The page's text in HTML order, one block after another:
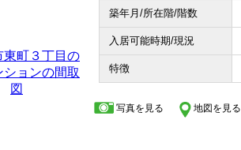
築年月/所在階/階数
入居可能時期/現況
特徴
写真を見る 地図を見る